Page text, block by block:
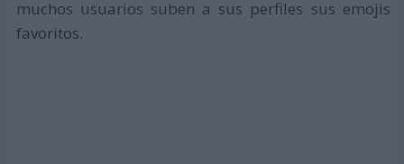
muchos usuarios suben a sus perfiles sus emojis
favoritos.